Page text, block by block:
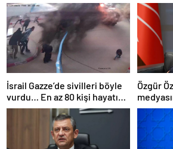
İsrail Gazze’de sivilleri böyle
vurdu… En az 80 kişi hayatını
kaybetti
Özgür